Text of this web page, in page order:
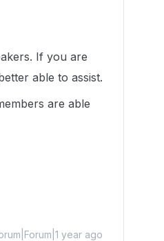
If you are
able to assist.
are able
year ago